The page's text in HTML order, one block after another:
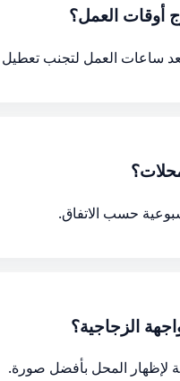
أوقات العمل؟
ساعات العمل لتجنب
حسب الاتفاق.
الزجاجية؟
لإظهار المحل بأفضل صورة.